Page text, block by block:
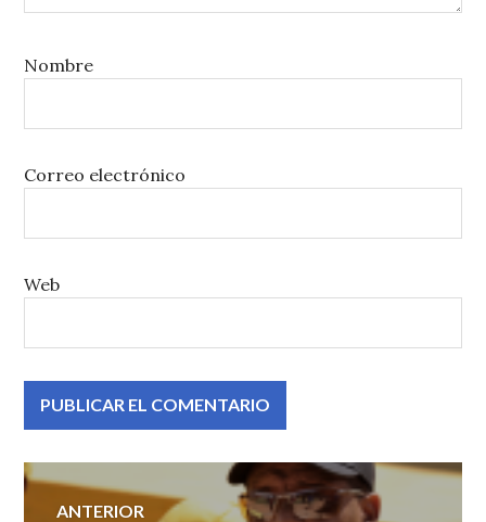
Nombre
Correo electrónico
Web
Navegación
ANTERIOR